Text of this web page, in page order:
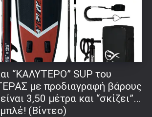
“ΚΑΛΥΤΕΡΟ” SUP του
με προδιαγραφή βάρους
3,50 μέτρα και “σκίζει”…
(Βίντεο)